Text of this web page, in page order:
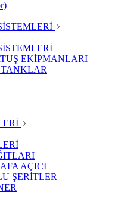
EKİPMANLARI
TANKLAR
AÇICI
ŞERİTLER